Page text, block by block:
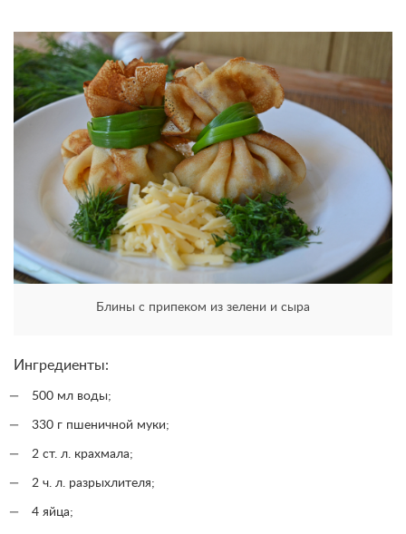
Блины с припеком из зелени и сыра
Ингредиенты:
500 мл воды;
330 г пшеничной муки;
2 ст. л. крахмала;
2 ч. л. разрыхлителя;
4 яйца;